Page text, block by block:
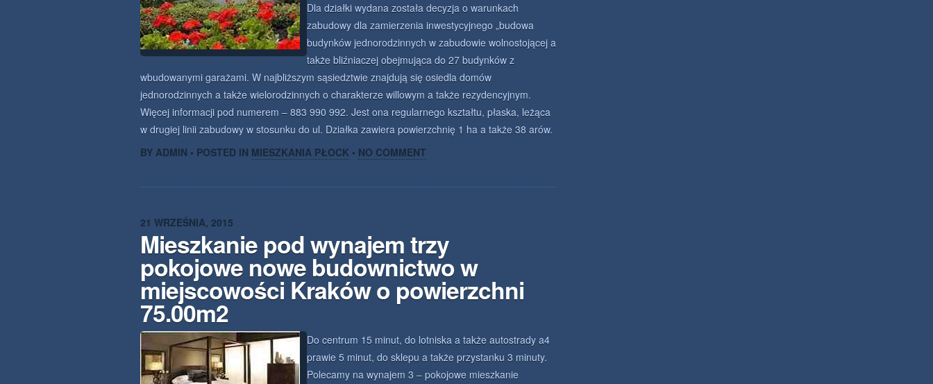
Dla działki wydana została decyzja o warunkach
zabudowy dla zamierzenia inwestycyjnego „budowa
budynków jednorodzinnych w zabudowie wolnostojącej a
także bliźniaczej obejmująca do 27 budynków z
wbudowanymi garażami. W najbliższym sąsiedztwie znajdują się osiedla domów
jednorodzinnych a także wielorodzinnych o charakterze willowym a także rezydencyjnym.
Więcej informacji pod numerem – 883 990 992. Jest ona regularnego kształtu, płaska, leżąca
w drugiej linii zabudowy w stosunku do ul. Działka zawiera powierzchnię 1 ha a także 38 arów.
BY ADMIN • POSTED IN MIESZKANIA PŁOCK • NO COMMENT
21 WRZEŚNIA, 2015
Mieszkanie pod wynajem trzy
pokojowe nowe budownictwo w
miejscowości Kraków o powierzchni
75.00m2
Do centrum 15 minut, do lotniska a także autostrady a4
prawie 5 minut, do sklepu a także przystanku 3 minuty.
Polecamy na wynajem 3 – pokojowe mieszkanie